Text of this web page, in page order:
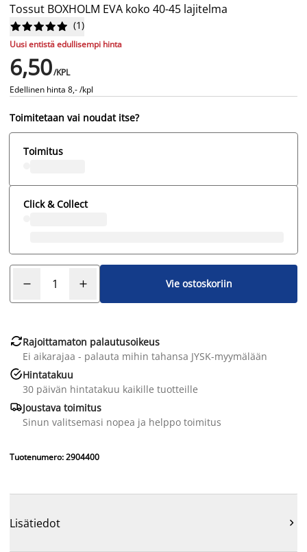
Tossut BOXHOLM EVA koko 40-45 lajitelma





 (1)
Uusi entistä edullisempi hinta
6,50/KPL
Edellinen hinta 8,- /kpl
Toimitetaan vai noudat itse?
Toimitus
Click & Collect
Vie ostoskoriin
Rajoittamaton palautusoikeus
Ei aikarajaa - palauta mihin tahansa JYSK-myymälään
Hintatakuu
30 päivän hintatakuu kaikille tuotteille
Joustava toimitus
Sinun valitsemasi nopea ja helppo toimitus
Tuotenumero: 2904400
Lisätiedot 